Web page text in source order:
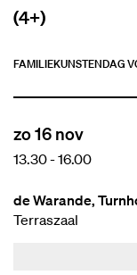
(4+)
FAMILIEKUNSTENDAG
zo 16 nov
13.30-16.00
de Warande,
Terraszaal